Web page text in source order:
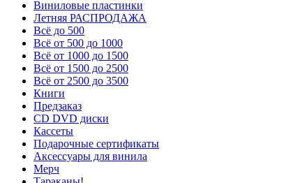
Виниловые пластинки
Летняя РАСПРОДАЖА
Всё до 500
Всё от 500 до 1000
Всё от 1000 до 1500
Всё от 1500 до 2500
Всё от 2500 до 3500
Книги
Предзаказ
CD DVD диски
Кассеты
Подарочные сертификаты
Аксессуары для винила
Мерч